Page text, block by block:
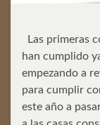
Las primeras
han cumplido
empezando a
para cumplir
este año a